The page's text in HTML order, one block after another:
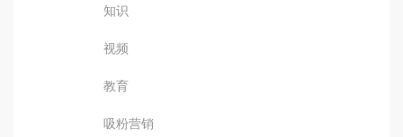
知识
视频
教育
吸粉营销